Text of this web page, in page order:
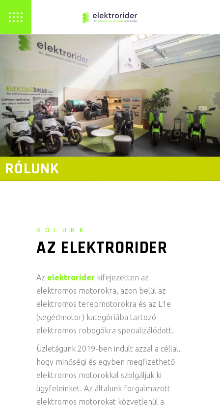
RÓLUNK
RÓLUNK
AZ ELEKTRORIDER
Az elektrorider kifejezetten az
elektromos motorokra, azon belül az
elektromos terepmotorokra és az L1e
(segédmotor) kategóriába tartozó
elektromos robogókra specializálódott.
Üzletágunk 2019-ben indult azzal a céllal,
hogy minőségi és egyben megfizethető
elektromos motorokkal szolgáljuk ki
ügyfeleinket. Az általunk forgalmazott
elektromos motorokat közvetlenül a